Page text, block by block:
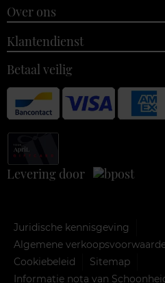
Over ons
Klantendienst
Betaal veilig
Levering door
Juridische kennisgeving
Algemene
Cookiebeleid
Sitemap
Informatie nota van